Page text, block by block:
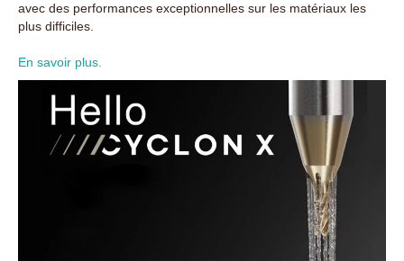
avec des performances exceptionnelles sur les matériaux les
plus difficiles.
En savoir plus.